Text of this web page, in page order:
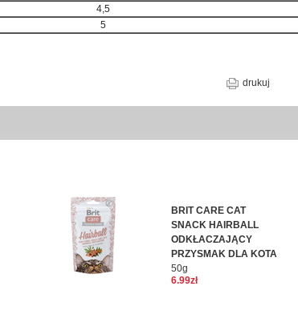
4,5
5
drukuj
BRIT CARE CAT
SNACK HAIRBALL
ODKŁACZAJĄCY
PRZYSMAK DLA KOTA
50g
6.99zł